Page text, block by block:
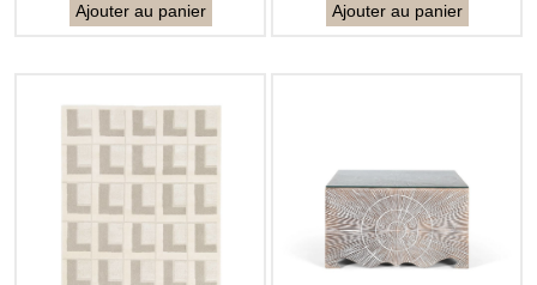
Ajouter au panier Ajouter au panier